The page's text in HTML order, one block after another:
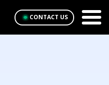
CONTACT US